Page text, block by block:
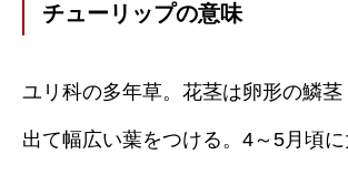
チューリップの意味
ユリ科の多年草。花茎は卵形の鱗茎
出て幅広い葉をつける。4～5月頃